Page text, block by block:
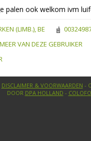
palen ook welkom ivm
(LIMB.), BE
MEER VAN DEZE GEBRUIKER
DISCLAIMER & VOORWAARDEN -
DOOR DPA HOLLAND -